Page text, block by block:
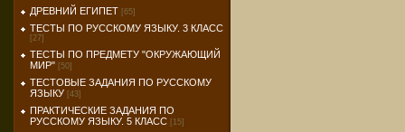
ДРЕВНИЙ ЕГИПЕТ [65]
ТЕСТЫ ПО РУССКОМУ ЯЗЫКУ. 3 КЛАСС
[27]
ТЕСТЫ ПО ПРЕДМЕТУ "ОКРУЖАЮЩИЙ
МИР" [50]
ТЕСТОВЫЕ ЗАДАНИЯ ПО РУССКОМУ
ЯЗЫКУ [43]
ПРАКТИЧЕСКИЕ ЗАДАНИЯ ПО
РУССКОМУ ЯЗЫКУ. 5 КЛАСС [15]